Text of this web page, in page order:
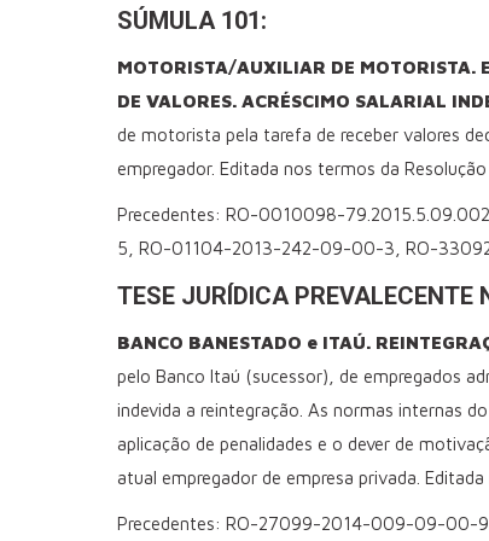
SÚMULA 101:
MOTORISTA/AUXILIAR DE MOTORISTA.
DE VALORES. ACRÉSCIMO SALARIAL
de motorista pela tarefa de receber valores
empregador. Editada nos termos da
Precedentes: RO-0010098-
5, RO-01104-2013-242-09-00-3, RO-
TESE JURÍDICA PREVALECENTE
BANCO BANESTADO e ITAÚ.
pelo Banco Itaú (sucessor), de empregados
indevida a reintegração. As normas internas
aplicação de penalidades e o dever de
atual empregador de empresa privada.
Precedentes: RO-27099-2014-009-09-